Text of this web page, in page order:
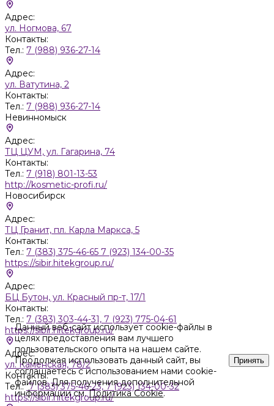
Адрес:
ул. Ногмова, 67
Контакты:
Тел.: 7 (988) 936-27-14
Адрес:
ул. Ватутина, 2
Контакты:
Тел.: 7 (988) 936-27-14
Невинномыск
Адрес:
ТЦ ЦУМ, ул. Гагарина, 74
Контакты:
Тел.: 7 (918) 801-13-53
http://kosmetic-profi.ru/
Новосибирск
Адрес:
ТЦ Гранит, пл. Карла Маркса, 5
Контакты:
Тел.: 7 (383) 375-46-65 7 (923) 134-00-35
https://sibir.hitekgroup.ru/
Адрес:
БЦ Бутон, ул. Красный пр-т, 17/1
Контакты:
Тел.: 7 (383) 303-44-31, 7 (923) 775-04-61
https://sibir.hitekgroup.ru/
Адрес:
ул. Каменская, 78/2
Контакты:
Тел.:7 (383) 375-46-23, 7 (923) 134-00-32
https://sibir.hitekgroup.ru/
Данный веб-сайт использует cookie-файлы в
целях предоставления вам лучшего
пользовательского опыта на нашем сайте.
Продолжая использовать данный сайт, вы
соглашаетесь с использованием нами cookie-
файлов. Для получения дополнительной
информации см.Политика Cookie.
Принять